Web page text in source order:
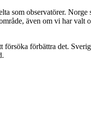
som observatörer. Norge
även om vi har valt
försöka förbättra det.